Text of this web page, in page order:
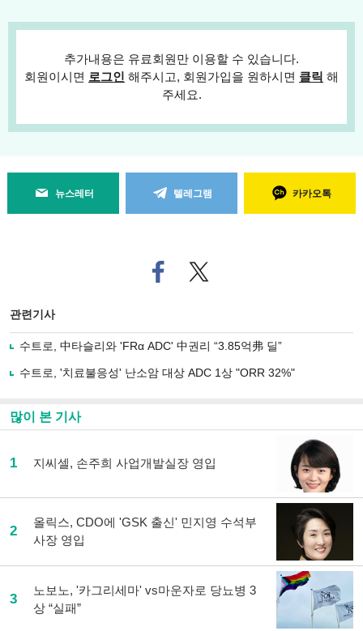
추가내용은 유료회원만 이용할 수 있습니다.
회원이시면 로그인 해주시고, 회원가입을 원하시면 클릭 해
주세요.
뉴스레터 텔레그램 카카오톡
페
이
로
사
기
트위
터로
관련기사
수트로, 中타슬리와 'FRα ADC' 中권리 “3.85억弗 딜”
수트로, '치료불응성' 난소암 대상 ADC 1상 "ORR 32%"
많이 본 기사
1 지씨셀, 손주희 사업개발실장 영입
2
올릭스, CDO에 'GSK 출신' 민지영 수석부
사장 영입
3
노보노, '카그리세마' vs마운자로 당뇨병 3
상 “실패”